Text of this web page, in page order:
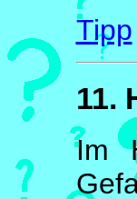
Tipp
11.
Im